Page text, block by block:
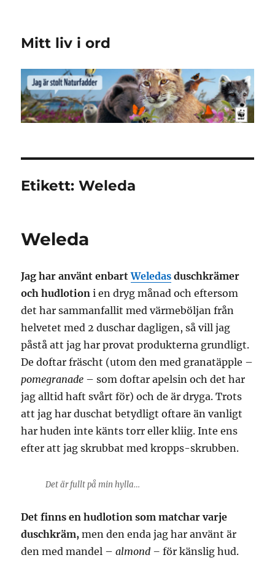
Mitt liv i ord
Etikett:Weleda
Weleda
Jag har använt enbartWeledas duschkrämer
och hudlotion i en dryg månad och eftersom
det har sammanfallit med värmeböljan från
helvetet med 2 duschar dagligen, så vill jag
påstå att jag har provat produkterna grundligt.
De doftar fräscht (utom den med granatäpple –
pomegranade – som doftar apelsin och det har
jag alltid haft svårt för) och de är dryga. Trots
att jag har duschat betydligt oftare än vanligt
har huden inte känts torr eller kliig. Inte ens
efter att jag skrubbat med kropps-skrubben.
Det är fullt på min hylla…
Det finns en hudlotion som matchar varje
duschkräm, men den enda jag har använt är
den med mandel –almond – för känslig hud.